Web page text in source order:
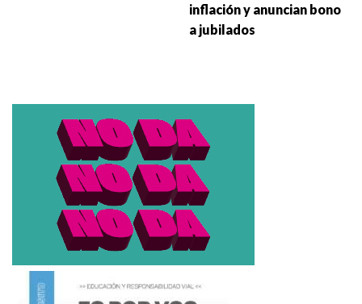
inflación y anuncian bono
a jubilados